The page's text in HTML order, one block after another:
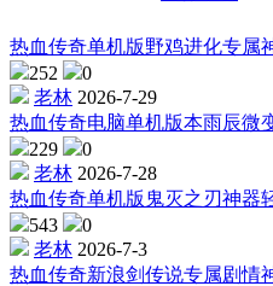
热血传奇单机版野鸡进化专属
252
0
老林 2026-7-29
热血传奇电脑单机版本雨辰微
229
0
老林 2026-7-28
热血传奇单机版鬼灭之刃神器
543
0
老林 2026-7-3
热血传奇新浪剑传说专属剧情